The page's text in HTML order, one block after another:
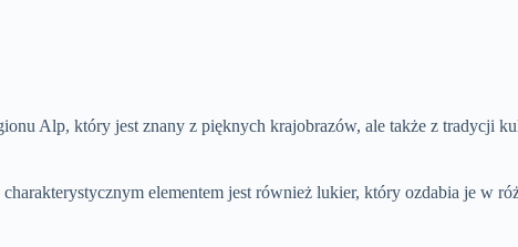
Alp, który jest znany z pięknych krajobrazów, ale także z tradycji
elementem jest również lukier, który ozdabia je w